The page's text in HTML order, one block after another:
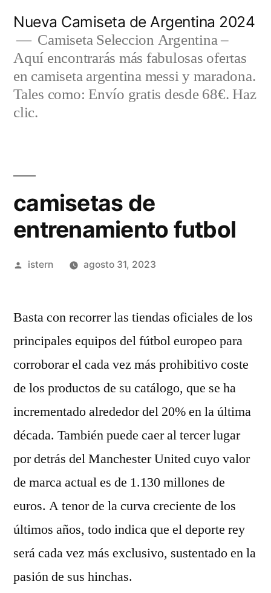
contenido
Nueva Camiseta de Argentina 2024
Camiseta Seleccion Argentina –
Aquí encontrarás más fabulosas ofertas
en camiseta argentina messi y maradona.
Tales como: Envío gratis desde 68€. Haz
clic.
camisetas de
entrenamiento futbol
Publicado
istern agosto 31, 2023
Basta con recorrer las tiendas oficiales de los
principales equipos del fútbol europeo para
corroborar el cada vez más prohibitivo coste
de los productos de su catálogo, que se ha
incrementado alrededor del 20% en la última
década. También puede caer al tercer lugar
por detrás del Manchester United cuyo valor
de marca actual es de 1.130 millones de
euros. A tenor de la curva creciente de los
últimos años, todo indica que el deporte rey
será cada vez más exclusivo, sustentado en la
pasión de sus hinchas.